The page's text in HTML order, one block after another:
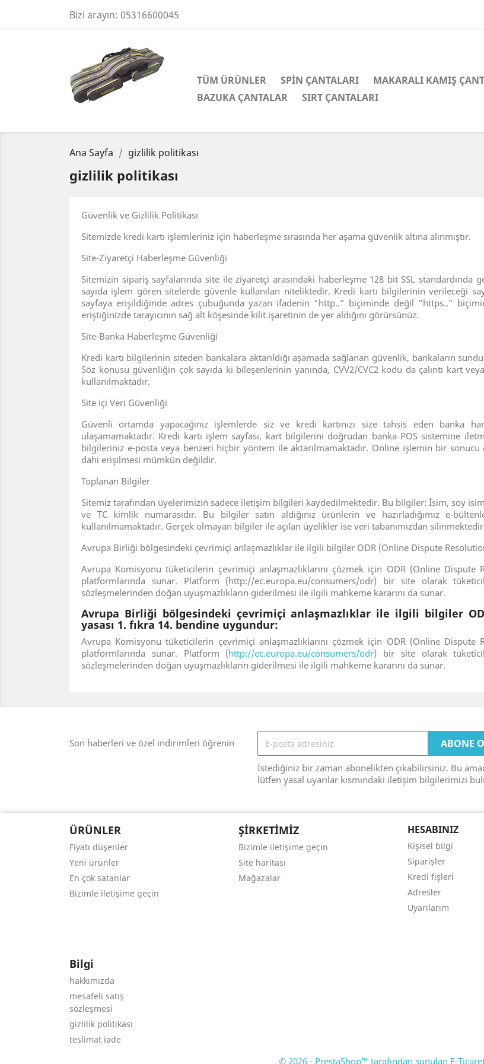
Bizi arayın: 05316600045
TÜM ÜRÜNLER SPİN ÇANTALARI MAKARALI KAMIŞ
BAZUKA ÇANTALAR
SIRT ÇANTALARI
Ana Sayfa gizlilik politikası
gizlilik politikası
Güvenlik ve Gizlilik Politikası
Sitemizde kredi kartı işlemleriniz için haberleşme sırasında her aşama güvenlik altına alınmıştır.
Site-Ziyaretçi Haberleşme Güvenliği
Sitemizin sipariş sayfalarında site ile ziyaretçi arasındaki haberleşme 128 bit SSL standardında
sayıda işlem gören sitelerde güvenle kullanılan niteliktedir. Kredi kartı bilgilerinin verileceği
sayfaya erişildiğinde adres çubuğunda yazan ifadenin “http..” biçiminde değil “https..”
eriştiğinizde tarayıcının sağ alt köşesinde kilit işaretinin de yer aldığını görürsünüz.
Site-Banka Haberleşme Güvenliği
Kredi kartı bilgilerinin siteden bankalara aktarıldığı aşamada sağlanan güvenlik, bankaların
Söz konusu güvenliğin çok sayıda ki bileşenlerinin yanında, CVV2/CVC2 kodu da çalıntı kart
kullanılmaktadır.
Site içi Veri Güvenliği
Güvenli ortamda yapacağınız işlemlerde siz ve kredi kartınızı size tahsis eden
ulaşamamaktadır. Kredi kartı işlem sayfası, kart bilgilerini doğrudan banka POS sistemine
bilgileriniz e-posta veya benzeri hiçbir yöntem ile aktarılmamaktadır. Online işlemin bir
dahi erişilmesi mümkün değildir.
Toplanan Bilgiler
Sitemiz tarafından üyelerimizin sadece iletişim bilgileri kaydedilmektedir. Bu bilgiler: İsim, soy
ve TC kimlik numarasıdır. Bu bilgiler satın aldığınız ürünlerin ve hazırladığımız e-
kullanılmamaktadır. Gerçek olmayan bilgiler ile açılan üyelikler ise veri tabanımızdan
Avrupa Birliği bölgesindeki çevrimiçi anlaşmazlıklar ile ilgili bilgiler ODR (Online Dispute
Avrupa Komisyonu tüketicilerin çevrimiçi anlaşmazlıklarını çözmek için ODR (Online Dispute
platformlarında sunar. Platform (http://ec.europa.eu/consumers/odr) bir site olarak
sözleşmelerinden doğan uyuşmazlıkların giderilmesi ile ilgili mahkeme kararını da sunar.
Avrupa Birliği bölgesindeki çevrimiçi anlaşmazlıklar ile ilgili bilgiler
yasası 1. fıkra 14. bendine uygundur:
Avrupa Komisyonu tüketicilerin çevrimiçi anlaşmazlıklarını çözmek için ODR (Online Dispute
platformlarında sunar. Platform (http://ec.europa.eu/consumers/odr) bir site olarak
sözleşmelerinden doğan uyuşmazlıkların giderilmesi ile ilgili mahkeme kararını da sunar.
Son haberleri ve özel indirimleri öğrenin
İstediğiniz bir zaman abonelikten çıkabilirsiniz. Bu
lütfen yasal uyarılar kısmındaki iletişim bilgilerimizi
ÜRÜNLER
Fiyatı düşenler
Yeni ürünler
En çok satanlar
Bizimle iletişime geçin
ŞIRKETIMIZ
Bizimle iletişime geçin
Site haritası
Mağazalar
HESABINIZ
Kişisel bilgi
Siparişler
Kredi fişleri
Adresler
Uyarılarım
Bilgi
hakkımızda
mesafeli satış
sözleşmesi
gizlilik politikası
teslimat iade
© 2026 - PrestaShop™ tarafından sunulan E-Ticaret